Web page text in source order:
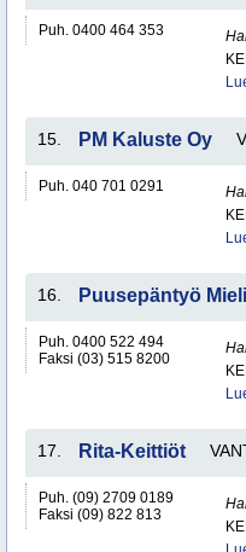
Puh. 0400 464 353
15. PM Kaluste Oy
Puh. 040 701 0291
16. Puusepäntyö
Puh. 0400 522 494
Faksi (03) 515 8200
17. Rita-Keittiöt
Puh. (09) 2709 0189
Faksi (09) 822 813